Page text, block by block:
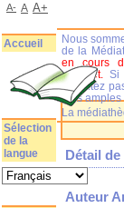
Détail
Auteur
Nous
de la
en cours
complet.
Si
n'hésitez
plus amples
La
A- A A+
Accueil
Sélection
de la
langue